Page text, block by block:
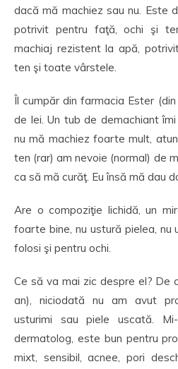
dacă mă machiez sau nu. Este
potrivit pentru faţă, ochi şi
machiaj rezistent la apă,
ten şi toate vârstele.
Îl cumpăr din farmacia Ester
de lei. Un tub de demachiant
nu mă machiez foarte mult,
ten (rar) am nevoie (normal) de
ca să mă curăţ. Eu însă mă dau
Are o compoziţie lichidă, un
foarte bine, nu ustură pielea, nu
folosi şi pentru ochi.
Ce să va mai zic despre el? De
an), niciodată nu am avut
usturimi sau piele uscată.
dermatolog, este bun pentru
mixt, sensibil, acnee, pori